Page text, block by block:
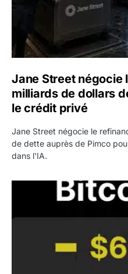
Jane Street négocie
milliards de dollars
le crédit privé
Jane Street négocie le
de dette auprès de Pimco
dans l'IA.
Bitcoin stagne à 64 000